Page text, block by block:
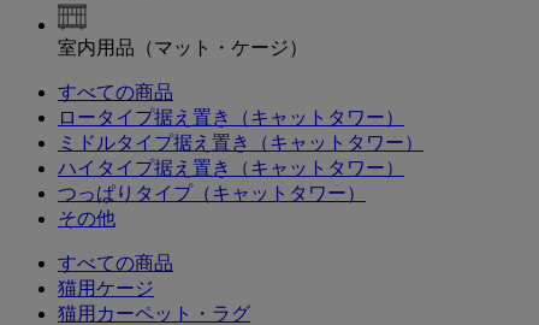
室内用品（マット・ケージ）
すべての商品
ロータイプ据え置き（キャットタワー）
ミドルタイプ据え置き（キャットタワー）
ハイタイプ据え置き（キャットタワー）
つっぱりタイプ（キャットタワー）
その他
すべての商品
猫用ケージ
猫用カーペット・ラグ